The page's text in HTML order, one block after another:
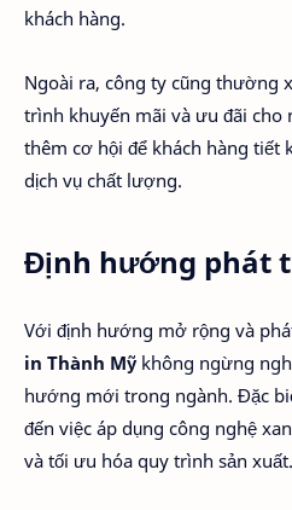
khách hàng.
Ngoài ra, công ty cũng thường
trình khuyến mãi và ưu đãi
thêm cơ hội để khách hàng tiết
dịch vụ chất lượng.
Định hướng phát
Với định hướng mở rộng và
in Thành Mỹkhông ngừng
hướng mới trong ngành. Đặc
đến việc áp dụng công nghệ
và tối ưu hóa quy trình sản xuất.